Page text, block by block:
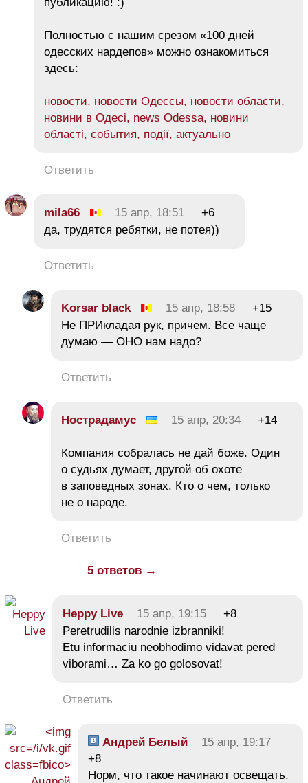
Полностью с нашим срезом «100 дней
одесских нардепов» можно ознакомиться
здесь:
новости, новости Одессы, новости области,
новини в Одесі, news Odessa, новини
області, события, події, актуально
Ответить
mila66 15 апр, 18:51
+6
да, трудятся ребятки, не потея))
Ответить
Korsar black 15 апр, 18:58
+15
Не ПРИкладая рук, причем. Все чаще
думаю — ОНО нам надо?
Ответить
Нострадамус 15 апр, 20:34 +14
Компания собралась не дай боже. Один
о судьях думает, другой об охоте
в заповедных зонах. Кто о чем, только
не о народе.
Ответить
5 ответов →
Heppy Live 15 апр, 19:15
+8
Peretrudilis narodnie izbranniki!
Etu informaciu neobhodimo vidavat pered
viborami… Za ko go golosovat!
Ответить
Андрей Белый
15 апр, 19:17
+8
Норм, что такое начинают освещать.